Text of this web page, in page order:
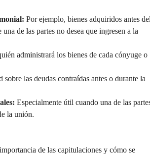
Por ejemplo, bienes adquiridos antes del
de las partes no desea que ingresen a la
administrará los bienes de cada cónyuge o
las deudas contraídas antes o durante la
Especialmente útil cuando una de las
la unión.
de las capitulaciones y cómo se